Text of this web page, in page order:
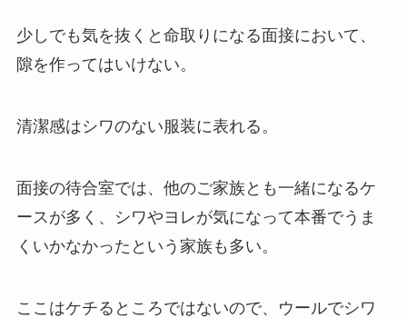
少しでも気を抜くと命取りになる面接において、
隙を作ってはいけない。
清潔感はシワのない服装に表れる。
面接の待合室では、他のご家族とも一緒になるケ
ースが多く、シワやヨレが気になって本番でうま
くいかなかったという家族も多い。
ここはケチるところではないので、ウールでシワ